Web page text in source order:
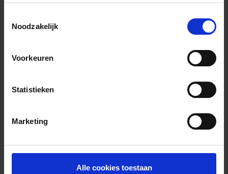
Noodzakelijk
Voorkeuren
Statistieken
Marketing
Alle cookies toestaan